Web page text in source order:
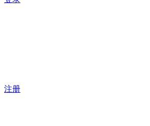
注册